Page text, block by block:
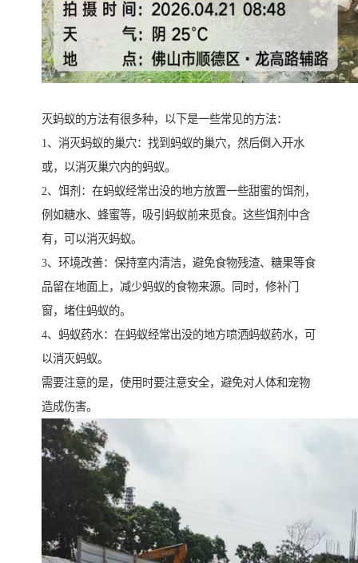
灭蚂蚁的方法有很多种，以下是一些常见的方法：
1、消灭蚂蚁的巢穴：找到蚂蚁的巢穴，然后倒入开水
或，以消灭巢穴内的蚂蚁。
2、饵剂：在蚂蚁经常出没的地方放置一些甜蜜的饵剂，
例如糖水、蜂蜜等，吸引蚂蚁前来觅食。这些饵剂中含
有，可以消灭蚂蚁。
3、环境改善：保持室内清洁，避免食物残渣、糖果等食
品留在地面上，减少蚂蚁的食物来源。同时，修补门
窗，堵住蚂蚁的。
4、蚂蚁药水：在蚂蚁经常出没的地方喷洒蚂蚁药水，可
以消灭蚂蚁。
需要注意的是，使用时要注意安全，避免对人体和宠物
造成伤害。